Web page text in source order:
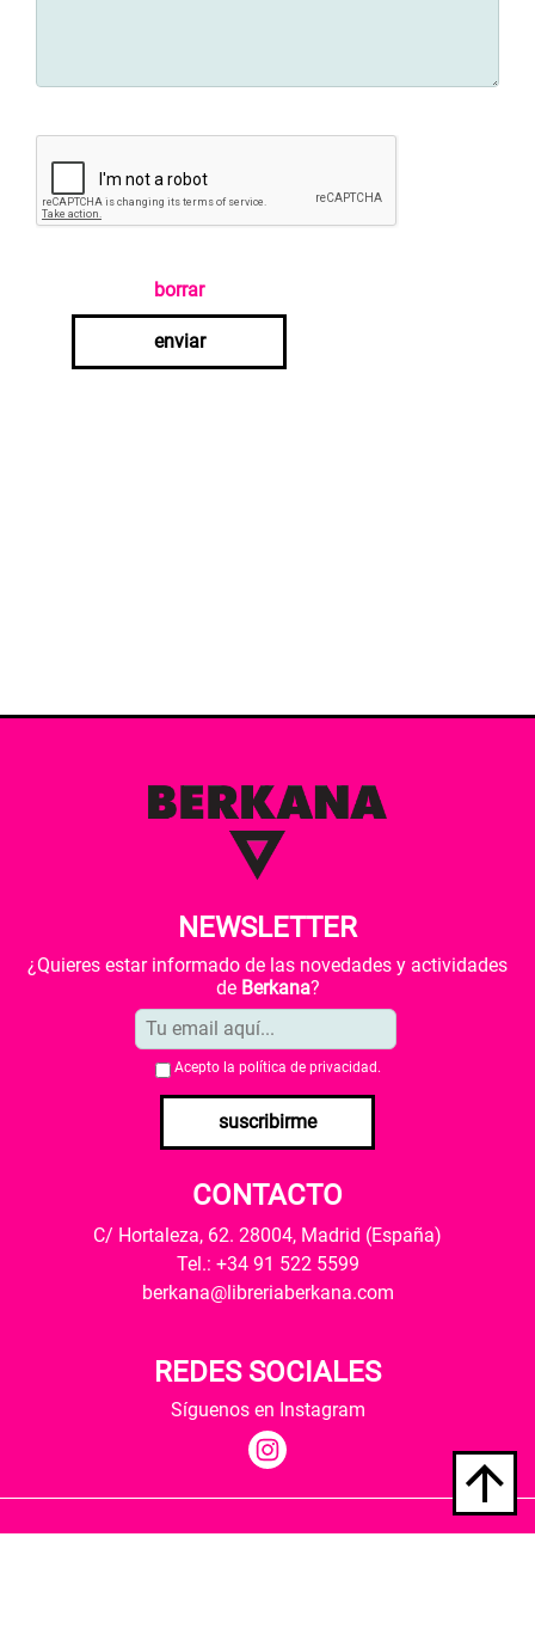
borrar
enviar
NEWSLETTER
¿Quieres estar informado de las novedades y actividades
de Berkana?
Acepto la política de privacidad .
suscribirme
CONTACTO
C/ Hortaleza, 62. 28004, Madrid (España)
Tel.: +34 91 522 5599
berkana@libreriaberkana.com
REDES SOCIALES
Síguenos en Instagram